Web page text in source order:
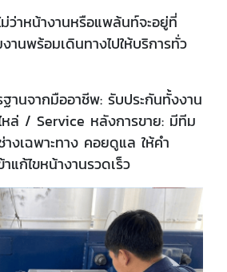
ว่าหน้างานหรือแพล้นท์จะอยู่ที่
านพร้อมเดินทางไปให้บริการทั่ว
านจากมืออาชีพ: รับประกันทั้งงาน
หล่ / Service หลังการขาย: มีทีม
งเฉพาะทาง คอยดูแล ให้คำ
แก้ไขหน้างานรวดเร็ว